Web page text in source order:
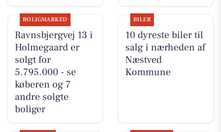
BOLIGMARKED
Ravnsbjergvej 13 i
Holmegaard er
solgt for
5.795.000 - se
køberen og 7
andre solgte
boliger
BILER
10 dyreste biler til
salg i nærheden af
Næstved
Kommune